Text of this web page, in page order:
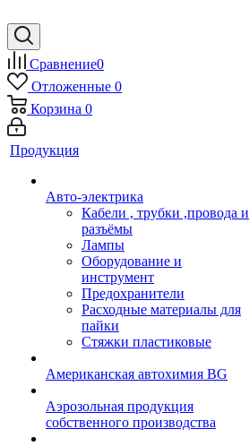
Сравнение0
Отложенные 0
Корзина 0
Продукция
Авто-электрика
Кабели , трубки ,провода и
разъёмы
Лампы
Оборудование и
инструмент
Предохранители
Расходные материалы для
пайки
Стяжки пластиковые
Американская автохимия BG
Аэрозольная продукция
собственного производства